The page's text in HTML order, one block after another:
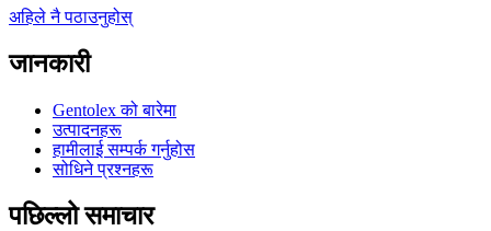
अहिले नै पठाउनुहोस्
जानकारी
Gentolex को बारेमा
उत्पादनहरू
हामीलाई सम्पर्क गर्नुहोस
सोधिने प्रश्नहरू
पछिल्लो समाचार